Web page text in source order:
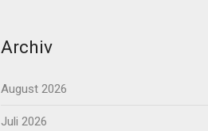
Archiv
August 2026
Juli 2026